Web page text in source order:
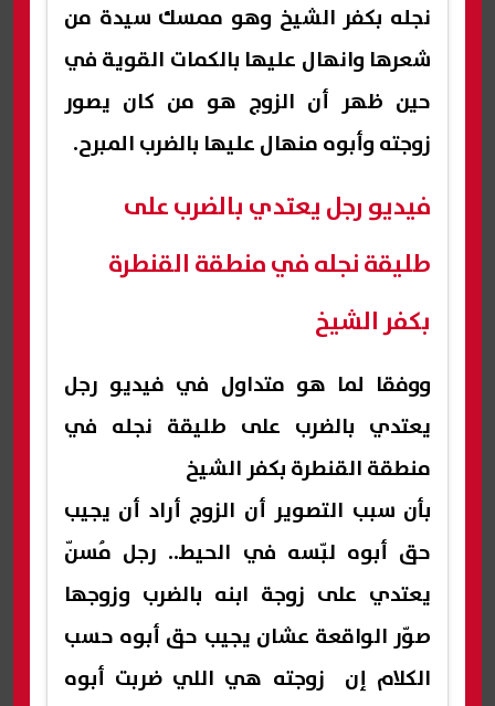
نجله بكفر الشيخ وهو ممسك سيدة من
شعرها وانهال عليها بالكمات القوية في
حين ظهر أن الزوج هو من كان يصور
زوجته وأبوه منهال عليها بالضرب المبرح.
فيديو رجل يعتدي بالضرب على
طليقة نجله في منطقة القنطرة
بكفر الشيخ
ووفقا لما هو متداول في فيديو رجل
يعتدي بالضرب على طليقة نجله في
منطقة القنطرة بكفر الشيخ
بأن سبب التصوير أن الزوج أراد أن يجيب
حق أبوه لبّسه في الحيط.. رجل مُسنّ
يعتدي على زوجة ابنه بالضرب وزوجها
صوّر الواقعة عشان يجيب حق أبوه حسب
الكلام إن زوجته هي اللي ضربت أبوه